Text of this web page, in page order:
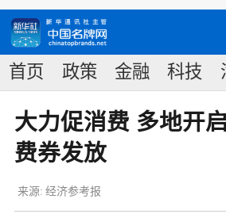
首页 政策 金融 科技
大力促消费 多地开
费券发放
来源: 经济参考报